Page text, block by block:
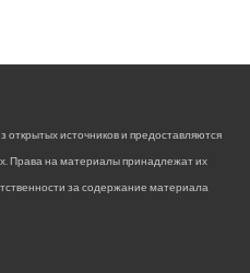
источников и предоставляются
Права на материалы принадлежат их
за содержание материала